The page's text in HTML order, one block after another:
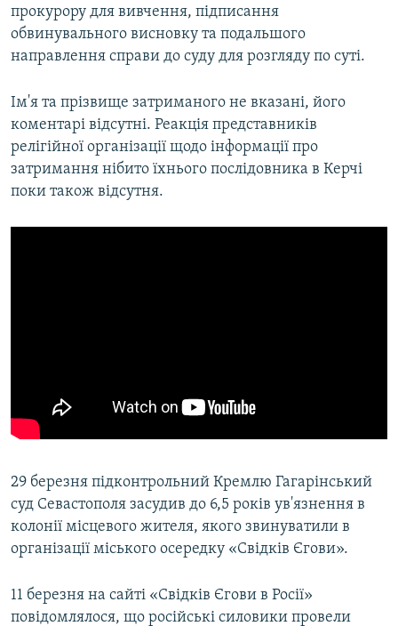
прокурору для вивчення, підписання
обвинувального висновку та подальшого
направлення справи до суду для розгляду по суті.
Ім'я та прізвище затриманого не вказані, його
коментарі відсутні. Реакція представників
релігійної організації щодо інформації про
затримання нібито їхнього послідовника в Керчі
поки також відсутня.
29 березня підконтрольний Кремлю Гагарінський
суд Севастополя засудив до 6,5 років ув'язнення в
колонії місцевого жителя, якого звинуватили в
організації міського осередку «Свідків Єгови».
11 березня на сайті «Свідків Єгови в Росії»
повідомлялося, що російські силовики провели